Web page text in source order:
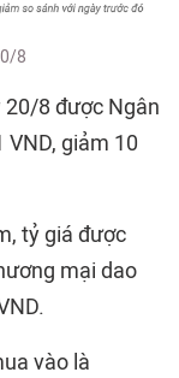
8
20/8 được Ngân
giảm 10
tỷ giá được
mại dao
vào là